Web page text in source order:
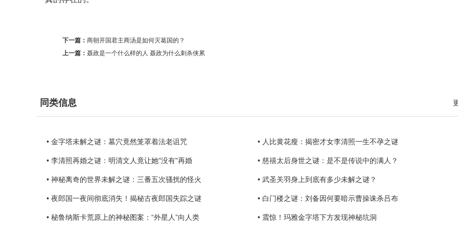
下一篇： 商朝开国君主商汤是如何灭葛国的？
上一篇： 聂政是一个什么样的人 聂政为什么刺杀侠累
同类信息
• 金字塔未解之谜：墓穴竟然笼罩着法老诅咒 • 人比黄花瘦：揭密才女李清照一生不孕之谜
• 李清照再婚之谜：明清文人竟让她"没有"再婚 • 慈禧太后身世之谜：是不是传说中的满人？
• 神秘离奇的世界未解之谜：三番五次骚扰的怪火 • 武圣关羽身上到底有多少未解之谜？
• 夜郎国一夜间彻底消失！揭秘古夜郎国失踪之谜 • 白门楼之谜：刘备因何要暗示曹操诛杀吕布
• 秘鲁纳斯卡荒原上的神秘图案：“外星人”向人类 • 震惊！玛雅金字塔下方发现神秘坑洞